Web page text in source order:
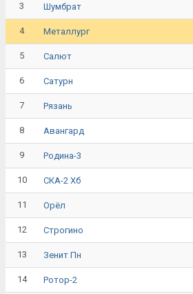
3 Шумбрат
4 Металлург
5 Салют
6 Сатурн
7 Рязань
8 Авангард
9 Родина-3
10 СКА-2 Хб
11 Орёл
12 Строгино
13 Зенит Пн
14 Ротор-2